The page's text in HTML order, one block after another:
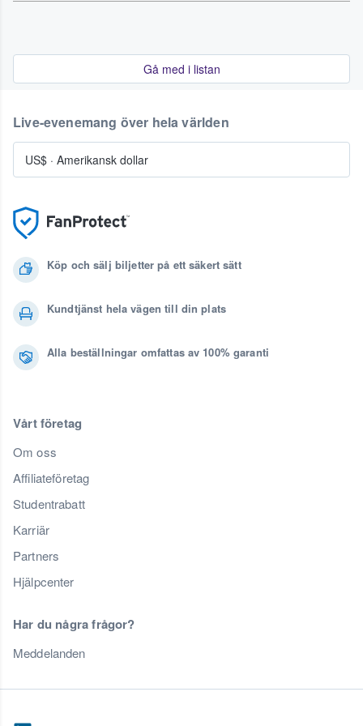
Gå med i listan
Köp och sälj biljetter på ett säkert sätt
Kundtjänst hela vägen till din plats
Alla beställningar omfattas av 100% garanti
Vårt företag
Om oss
Affiliateföretag
Studentrabatt
Karriär
Partners
Hjälpcenter
Har du några frågor?
Meddelanden
Live-evenemang över hela världen
US$ · Amerikansk dollar